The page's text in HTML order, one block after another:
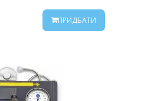
ПРИДБАТИ